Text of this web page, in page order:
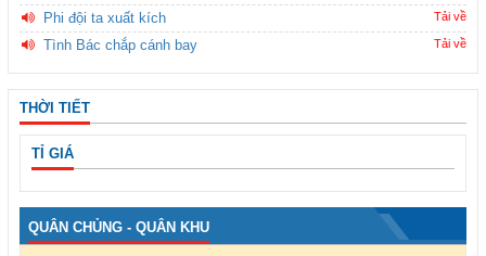
Phi đội ta xuất kích Tải về
Tình Bác chắp cánh bay Tải về
THỜI TIẾT
TỈ GIÁ
QUÂN CHỦNG - QUÂN KHU